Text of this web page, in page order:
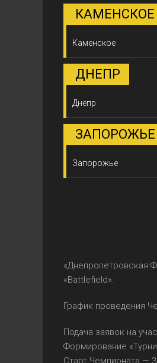
КАМЕНСКОЕ
Каменское
ДНЕПР
Днепр
ЗАПОРОЖЬЕ
Запорожье
«Днепропетровская
«Battlefield».
График проведения
Подача заявок на
Формирование
Старт Чемпионата —